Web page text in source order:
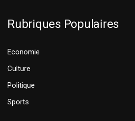
Rubriques Populaires
Economie
Culture
Politique
Sports